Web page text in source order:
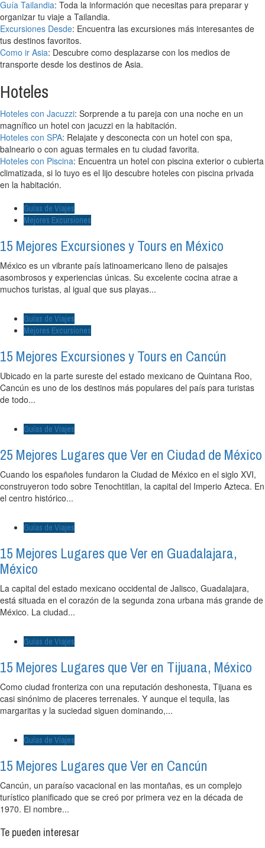
Guía Tailandia: Toda la información que necesitas para preparar y
organizar tu viaje a Tailandia.
Excursiones Desde: Encuentra las excursiones más interesantes de
tus destinos favoritos.
Como ir Asia: Descubre como desplazarse con los medios de
transporte desde los destinos de Asia.
Hoteles
Hoteles con Jacuzzi: Sorprende a tu pareja con una noche en un
magnífico un hotel con jacuzzi en la habitación.
Hoteles con SPA: Relajate y desconecta con un hotel con spa,
balneario o con aguas termales en tu ciudad favorita.
Hoteles con Piscina: Encuentra un hotel con piscina exterior o cubierta
climatizada, si lo tuyo es el lijo descubre hoteles con piscina privada
en la habitación.
Guías de Viajes
Mejores Excursiones
15 Mejores Excursiones y Tours en México
México es un vibrante país latinoamericano lleno de paisajes
asombrosos y experiencias únicas. Su excelente cocina atrae a
muchos turistas, al igual que sus playas...
Guías de Viajes
Mejores Excursiones
15 Mejores Excursiones y Tours en Cancún
Ubicado en la parte sureste del estado mexicano de Quintana Roo,
Cancún es uno de los destinos más populares del país para turistas
de todo...
Guías de Viajes
25 Mejores Lugares que Ver en Ciudad de México
Cuando los españoles fundaron la Ciudad de México en el siglo XVI,
construyeron todo sobre Tenochtitlan, la capital del Imperio Azteca. En
el centro histórico...
Guías de Viajes
15 Mejores Lugares que Ver en Guadalajara,
México
La capital del estado mexicano occidental de Jalisco, Guadalajara,
está situada en el corazón de la segunda zona urbana más grande de
México. La ciudad...
Guías de Viajes
15 Mejores Lugares que Ver en Tijuana, México
Como ciudad fronteriza con una reputación deshonesta, Tijuana es
casi sinónimo de placeres terrenales. Y aunque el tequila, las
margaritas y la suciedad siguen dominando,...
Guías de Viajes
15 Mejores Lugares que Ver en Cancún
Cancún, un paraíso vacacional en las montañas, es un complejo
turístico planificado que se creó por primera vez en la década de
1970. El nombre...
Te pueden interesar